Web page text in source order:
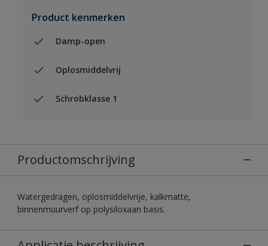
Product kenmerken
Damp-open
Oplosmiddelvrij
Schrobklasse 1
Productomschrijving
Watergedragen, oplosmiddelvrije, kalkmatte,
binnenmuurverf op polysiloxaan basis.